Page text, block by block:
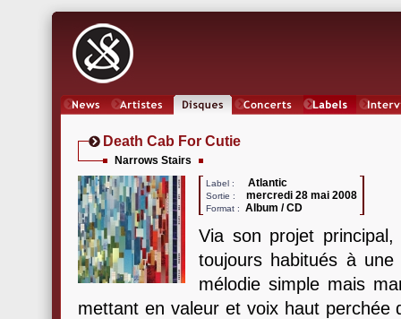
Death Cab For Cutie
Narrows Stairs
Label : Atlantic
Sortie : mercredi 28 mai 2008
Format : Album / CD
Via son projet
toujours habitués à
mélodie simple mais
mettant en valeur et voix haut perchée